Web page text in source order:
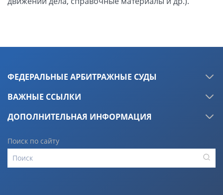
ФЕДЕРАЛЬНЫЕ АРБИТРАЖНЫЕ СУДЫ
ВАЖНЫЕ ССЫЛКИ
ДОПОЛНИТЕЛЬНАЯ ИНФОРМАЦИЯ
Поиск по сайту